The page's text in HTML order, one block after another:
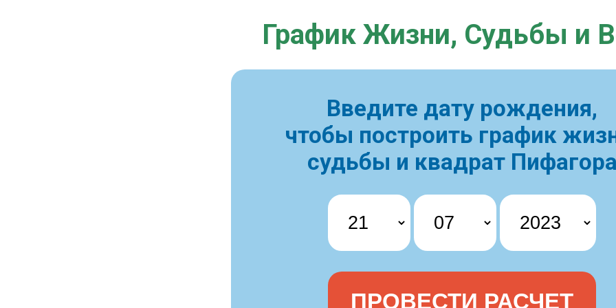
График Жизни, Судьбы и
Введите дату рождения,
чтобы построить график
судьбы и квадрат Пифагора
ПРОВЕСТИ РАСЧЕТ